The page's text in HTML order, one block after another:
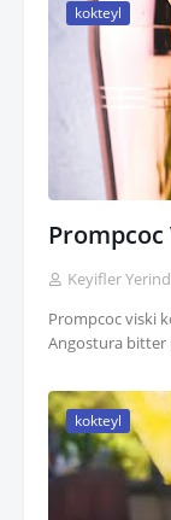
kokteyl
Keyifler
Prompcoc viski
Angostura bitter
kokteyl